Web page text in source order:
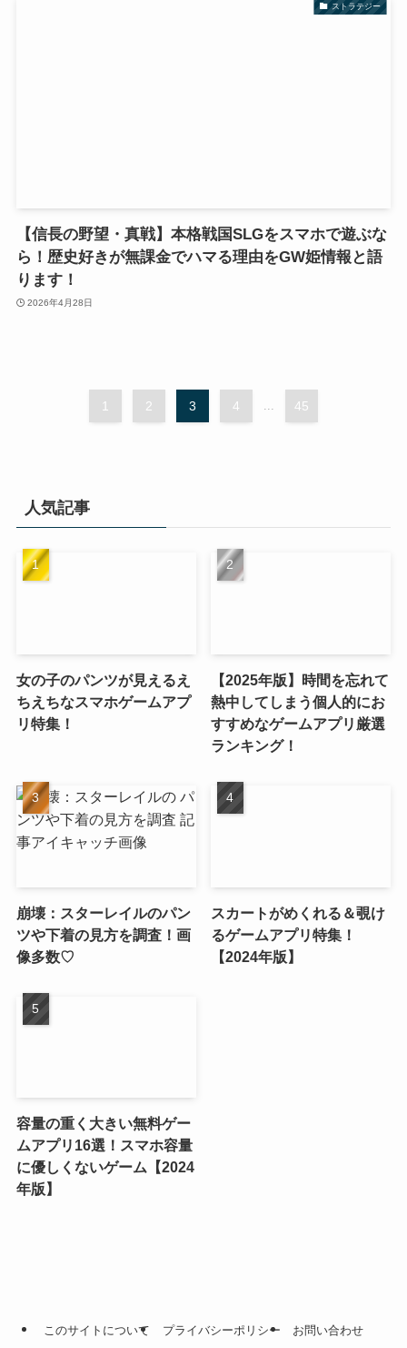
ストラテジー
【信長の野望・真戦】本格戦国SLGをスマホで遊ぶな
ら！歴史好きが無課金でハマる理由をGW姫情報と語
ります！
2026年4月28日
1 2 3 4 ... 45
人気記事
女の子のパンツが見えるえ
ちえちなスマホゲームアプ
リ特集！
【2025年版】時間を忘れて
熱中してしまう個人的にお
すすめなゲームアプリ厳選
ランキング！
崩壊：スターレイルのパン
ツや下着の見方を調査！画
像多数♡
スカートがめくれる＆覗け
るゲームアプリ特集！
【2024年版】
容量の重く大きい無料ゲー
ムアプリ16選！スマホ容量
に優しくないゲーム【2024
年版】
このサイトについて プライバシーポリシー お問い合わせ